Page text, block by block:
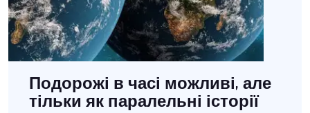
Подорожі в часі можливі, але
тільки як паралельні історії